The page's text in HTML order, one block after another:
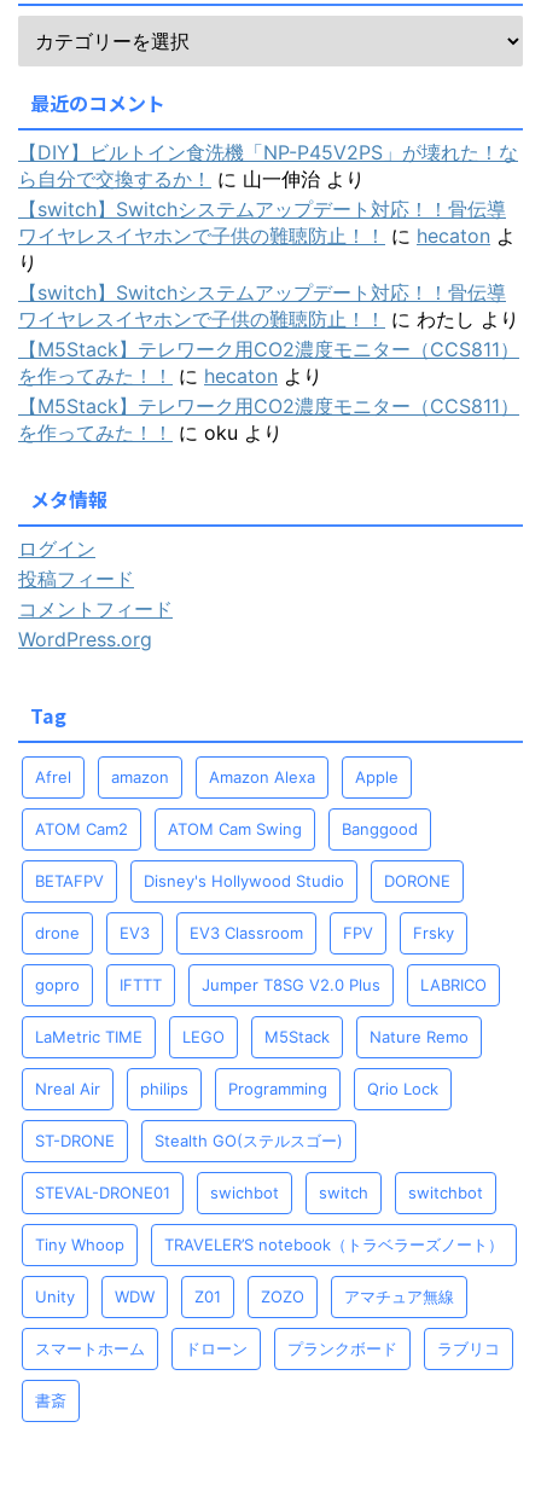
最近のコメント
【DIY】ビルトイン食洗機「NP-P45V2PS」が壊れた！な
ら自分で交換するか！
に 山一伸治 より
【switch】Switchシステムアップデート対応！！骨伝導
ワイヤレスイヤホンで子供の難聴防止！！
に hecaton よ
り
【switch】Switchシステムアップデート対応！！骨伝導
ワイヤレスイヤホンで子供の難聴防止！！
に わたし より
【M5Stack】テレワーク用CO2濃度モニター（CCS811）
を作ってみた！！
に hecaton より
【M5Stack】テレワーク用CO2濃度モニター（CCS811）
を作ってみた！！
に oku より
メタ情報
ログイン
投稿フィード
コメントフィード
WordPress.org
Tag
Afrel amazon Amazon Alexa Apple
ATOM Cam2 ATOM Cam Swing Banggood
BETAFPV Disney's Hollywood Studio DORONE
drone EV3 EV3 Classroom FPV Frsky
gopro IFTTT Jumper T8SG V2.0 Plus LABRICO
LaMetric TIME LEGO M5Stack Nature Remo
Nreal Air philips Programming Qrio Lock
ST-DRONE Stealth GO(ステルスゴー)
STEVAL-DRONE01 swichbot switch switchbot
Tiny Whoop TRAVELER’S notebook（トラベラーズノート）
Unity WDW Z01 ZOZO アマチュア無線
スマートホーム ドローン プランクボード ラブリコ
書斎